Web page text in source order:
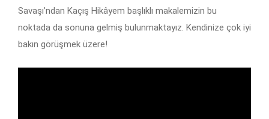
Savaşı’ndan Kaçış Hikâyem başlıklı makalemizin bu
noktada da sonuna gelmiş bulunmaktayız. Kendinize çok iyi
bakın görüşmek üzere!